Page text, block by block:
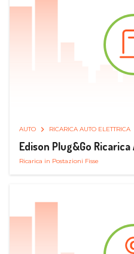
AUTO RICARICA AUTO ELETTRICA
Edison Plug&Go
Ricarica in Postazioni Fisse